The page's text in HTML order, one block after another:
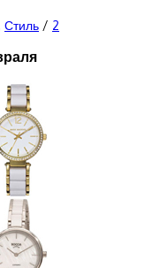
Стиль / 2